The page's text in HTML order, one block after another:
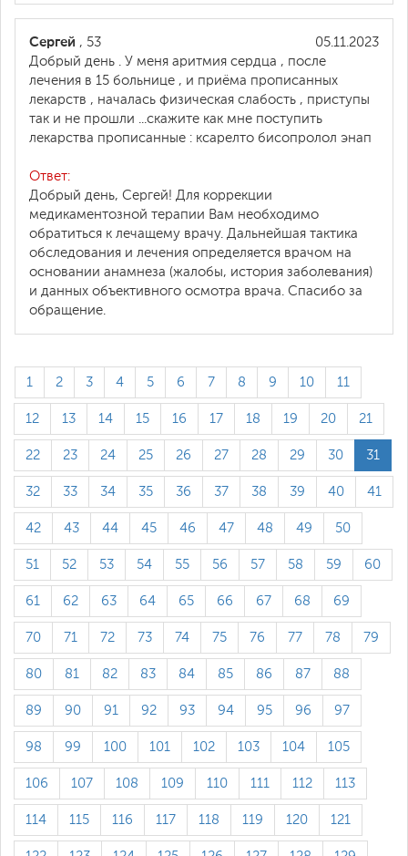
05.11.2023
Сергей , 53
Добрый день . У меня аритмия сердца , после
лечения в 15 больнице , и приёма прописанных
лекарств , началась физическая слабость , приступы
так и не прошли ...скажите как мне поступить
лекарства прописанные : ксарелто бисопролол энап
Ответ:
Добрый день, Сергей! Для коррекции
медикаментозной терапии Вам необходимо
обратиться к лечащему врачу. Дальнейшая тактика
обследования и лечения определяется врачом на
основании анамнеза (жалобы, история заболевания)
и данных объективного осмотра врача. Спасибо за
обращение.
1 2 3 4 5 6 7 8 9 10 11
12 13 14 15 16 17 18 19 20 21
22 23 24 25 26 27 28 29 30 31
32 33 34 35 36 37 38 39 40 41
42 43 44 45 46 47 48 49 50
51 52 53 54 55 56 57 58 59 60
61 62 63 64 65 66 67 68 69
70 71 72 73 74 75 76 77 78 79
80 81 82 83 84 85 86 87 88
89 90 91 92 93 94 95 96 97
98 99 100 101 102 103 104 105
106 107 108 109 110 111 112 113
114 115 116 117 118 119 120 121